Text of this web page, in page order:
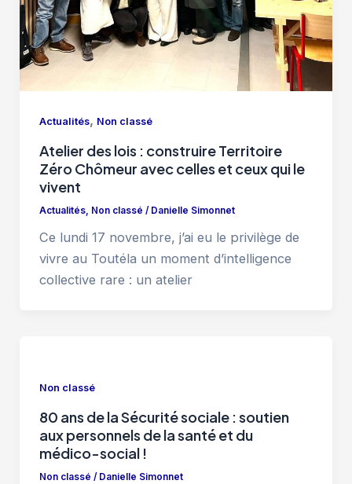
Actualités, Non classé
Atelier des lois : construire Territoire
Zéro Chômeur avec celles et ceux qui le
vivent
Actualités, Non classé / Danielle Simonnet
Ce lundi 17 novembre, j’ai eu le privilège de
vivre au Toutéla un moment d’intelligence
collective rare : un atelier
Non classé
80 ans de la Sécurité sociale : soutien
aux personnels de la santé et du
médico-social !
Non classé / Danielle Simonnet